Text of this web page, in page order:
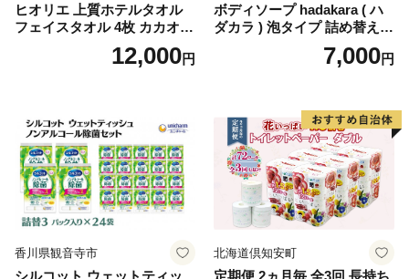
ヒオリエ 上質ホテルタオル
フェイスタオル 4枚 カカオ
【タオル 泉州タオル 吸水 普
段使い 無地 シンプル 日用品
12,000円
ボディソープ hadakara ( ハ
ダカラ ) 泡タイプ 詰め替え 4
40ml×4袋 ボディーソープ 泡
ボディソープ 泡 日用品 消耗
泡石鹸 石鹸 兵庫 兵庫県 小野
7,000円
香川県観音寺市 北海道倶知安町